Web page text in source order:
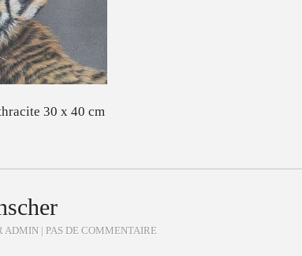
30 x 40 cm
ADMIN | PAS DE COMMENTAIRE